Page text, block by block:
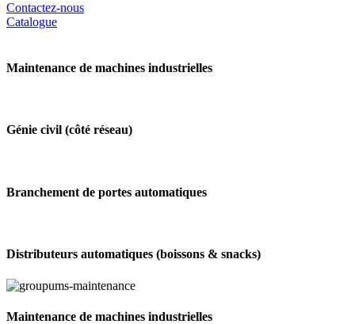
Contactez-nous
Catalogue
Maintenance de machines industrielles
Génie civil (côté réseau)
Branchement de portes automatiques
Distributeurs automatiques (boissons & snacks)
Maintenance de machines industrielles